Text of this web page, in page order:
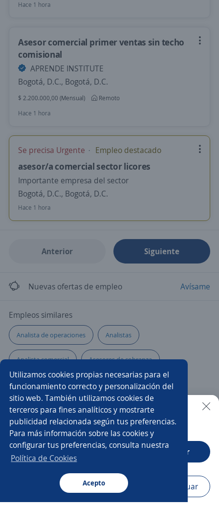
Utilizamos cookies propias necesarias para el
funcionamiento correcto y personalización del
sitio web. También utilizamos cookies de
terceros para fines analíticos y mostrarte
publicidad relacionada según tus preferencias.
Para más información sobre las cookies y
configurar tus preferencias, consulta nuestra
Política de Cookies
Acepto
Buscar Aplicaciones Avisos Favoritos
Hace 1 hora
Asesor comercial primer ventas sin techo
comisional
APRENDE INSTITUTE
Bogotá, D.C., Bogotá, D.C.
$ 2.200.000,00 (Mensual)
Remoto
Hace 1 hora
Se precisa Urgente Empleo destacado
asesor/a comercial sector licores
Importante empresa del sector
Bogotá, D.C., Bogotá, D.C.
Hace 1 hora
Anterior Siguiente
Nuevas ofertas de empleo Avísame
Empleos similares
Analista de operaciones Analistas
Analista comercial Asesores de cobranza
Asesor/a call center ventas Asesor/a de cobranza
Asesor/a comercial Especialista de nóminas
Asesor/a comercial punto de venta Gerente comercial
Analista impuestos Vendedora
Analista de comercio internacional
Buscar es más fácil en la app
CT App Abrir
Navegador Continuar